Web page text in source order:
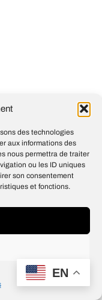
des technologies
aux informations des
nous permettra de traiter
ou les ID uniques
son consentement
et fonctions.
EN